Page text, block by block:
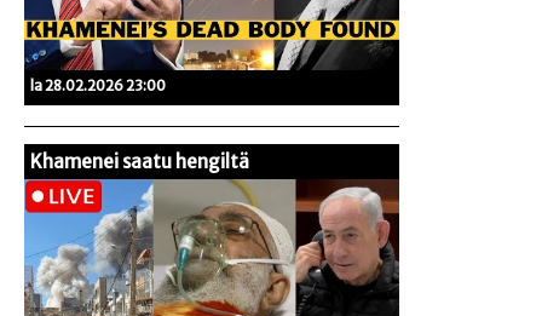
la 28.02.2026 23:00
Khamenei saatu hengiltä